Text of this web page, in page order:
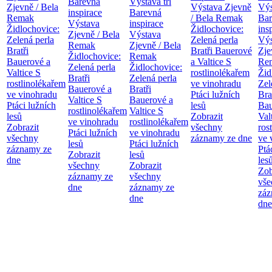
Zjevně / Bela
Remak
Židlochovice:
Zelená perla
Bratři
Bauerové a
Valtice S
rostlinolékařem
ve vinohradu
Ptáci lužních
lesů
Zobrazit
všechny
záznamy ze
dne
inspirace
Výstava
Zjevně / Bela
Remak
Židlochovice:
Zelená perla
Bratři
Bauerové a
Valtice S
rostlinolékařem
ve vinohradu
Ptáci lužních
lesů
Zobrazit
všechny
záznamy ze
dne
Barevná
inspirace
Výstava
Zjevně / Bela
Remak
Židlochovice:
Zelená perla
Bratři
Bauerové a
Valtice S
rostlinolékařem
ve vinohradu
Ptáci lužních
lesů
Zobrazit
všechny
záznamy ze
dne
Výstava Zjevně
/ Bela Remak
Židlochovice:
Zelená perla
Bratři Bauerové
a Valtice S
rostlinolékařem
ve vinohradu
Ptáci lužních
lesů
Zobrazit
všechny
záznamy ze dne ve
dne